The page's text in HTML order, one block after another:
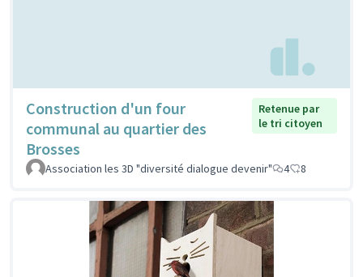
Construction d'un four
communal au quartier des
Brosses
Retenue par
le tri citoyen
Association les 3D "diversité dialogue devenir" 4 8